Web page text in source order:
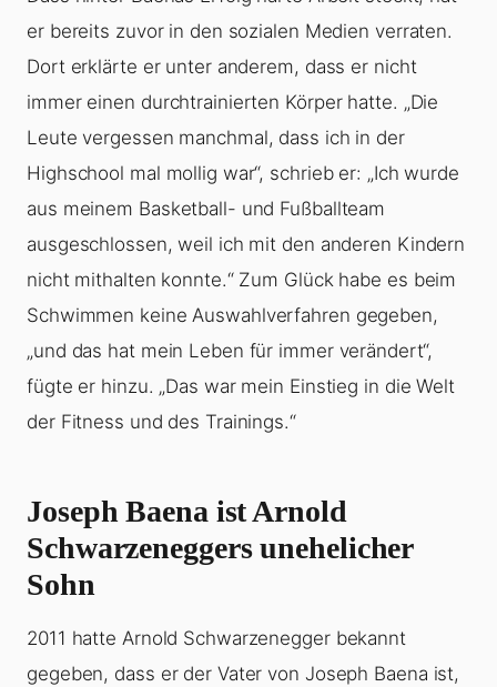
er bereits zuvor in den sozialen Medien verraten.
Dort erklärte er unter anderem, dass er nicht
immer einen durchtrainierten Körper hatte. „Die
Leute vergessen manchmal, dass ich in der
Highschool mal mollig war“, schrieb er: „Ich wurde
aus meinem Basketball- und Fußballteam
ausgeschlossen, weil ich mit den anderen Kindern
nicht mithalten konnte.“ Zum Glück habe es beim
Schwimmen keine Auswahlverfahren gegeben,
„und das hat mein Leben für immer verändert“,
fügte er hinzu. „Das war mein Einstieg in die Welt
der Fitness und des Trainings.“
Joseph Baena ist Arnold
Schwarzeneggers unehelicher
Sohn
2011 hatte Arnold Schwarzenegger bekannt
gegeben, dass er der Vater von Joseph Baena ist,